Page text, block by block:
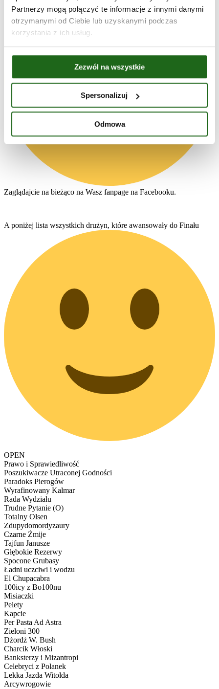
Partnerzy mogą połączyć te informacje z innymi danymi
otrzymanymi od Ciebie lub uzyskanymi podczas
korzystania z ich usług.
Zezwól na wszystkie
Spersonalizuj
Odmowa
Zaglądajcie na bieżąco na Wasz fanpage na Facebooku.
A poniżej lista wszystkich drużyn, które awansowały do Finału
OPEN
Prawo i Sprawiedliwość
Poszukiwacze Utraconej Godności
Paradoks Pierogów
Wyrafinowany Kalmar
Rada Wydziału
Trudne Pytanie (O)
Totalny Olsen
Zdupydomordyzaury
Czarne Żmije
Tajfun Janusze
Głębokie Rezerwy
Spocone Grubasy
Ładni uczciwi i wodzu
El Chupacabra
100icy z Bo100nu
Misiaczki
Pelety
Kapcie
Per Pasta Ad Astra
Zieloni 300
Dżordż W. Bush
Charcik Włoski
Banksterzy i Mizantropi
Celebryci z Polanek
Lekka Jazda Witolda
Arcywrogowie